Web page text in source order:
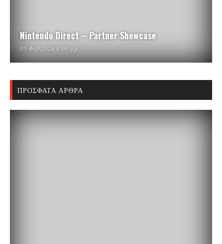
Nintendo Direct – Partner Showcase
05 Φεβ 2026 4:00 μμ
ΠΡΌΣΦΑΤΑ ΆΡΘΡΑ